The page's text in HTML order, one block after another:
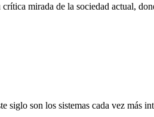
mirada de la sociedad actual,
siglo son los sistemas cada vez más